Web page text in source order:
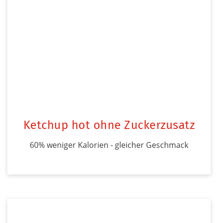
Ketchup hot ohne Zuckerzusatz
60% weniger Kalorien - gleicher Geschmack